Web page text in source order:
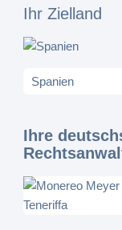
Ihr Zielland
Ihre